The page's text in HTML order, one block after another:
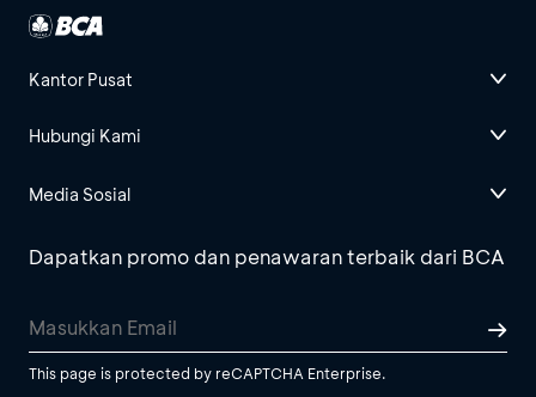
Kantor Pusat
Hubungi Kami
Media Sosial
Dapatkan promo dan penawaran terbaik dari BCA
This page is protected by reCAPTCHA Enterprise.